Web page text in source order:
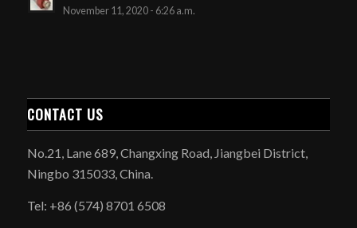
November 11, 2020 - 6:26 a.m.
CONTACT US
No.21, Lane 689, Changxing Road, Jiangbei District,
Ningbo 315033, China.
Tel: +86 (574) 8701 6508